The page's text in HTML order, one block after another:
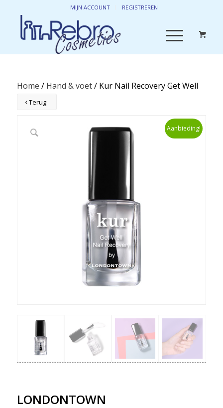
MIJN ACCOUNT REGISTREREN
Home / Hand & voet/ Kur Nail Recovery Get Well
Terug
Aanbieding!
LONDONTOWN